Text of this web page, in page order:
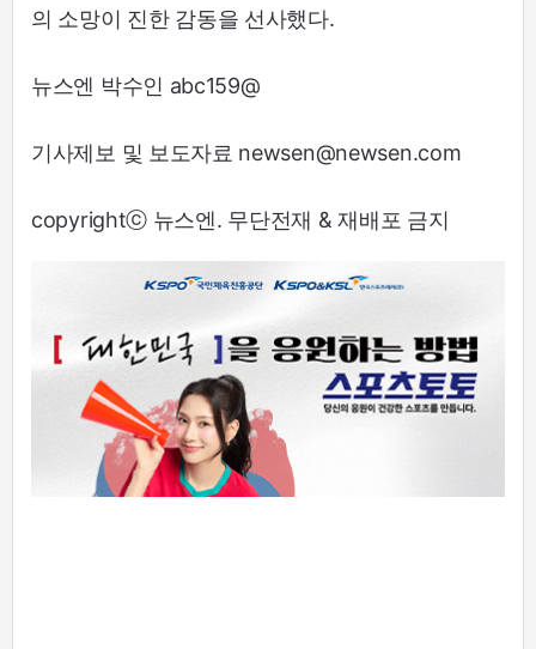
의 소망이 진한 감동을 선사했다.
뉴스엔 박수인 abc159@
기사제보 및 보도자료 newsen@newsen.com
copyrightⓒ 뉴스엔. 무단전재 & 재배포 금지